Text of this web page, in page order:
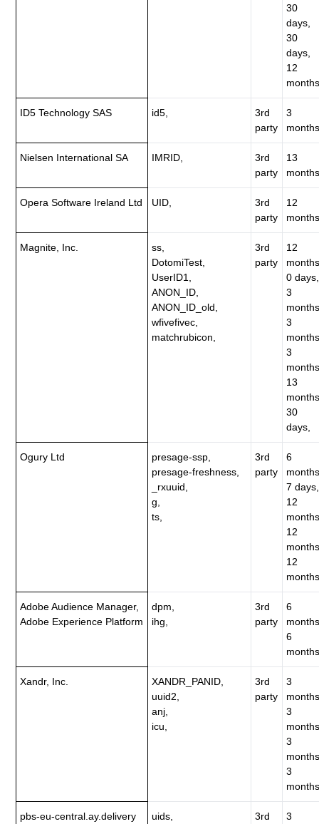
30
days,
30
days,
12
ID5 Technology SAS id5,
3rd
party
3
Nielsen International SA IMRID,
3rd
party
13
Opera Software Ireland Ltd UID,
3rd
party
12
Magnite, Inc.
ss,
DotomiTest,
UserID1,
ANON_ID,
ANON_ID_old,
wfivefivec,
matchrubicon,
3rd
party
12
0 days,
3
3
3
13
30
days,
Ogury Ltd
presage-ssp,
presage-freshness,
_rxuuid,
g,
ts,
3rd
party
6
7 days,
12
12
12
Adobe Audience Manager,
Adobe Experience Platform
dpm,
ihg,
3rd
party
6
6
Xandr, Inc.
XANDR_PANID,
uuid2,
anj,
icu,
3rd
party
3
3
3
3
pbs-eu-central.ay.delivery uids,
3rd
3